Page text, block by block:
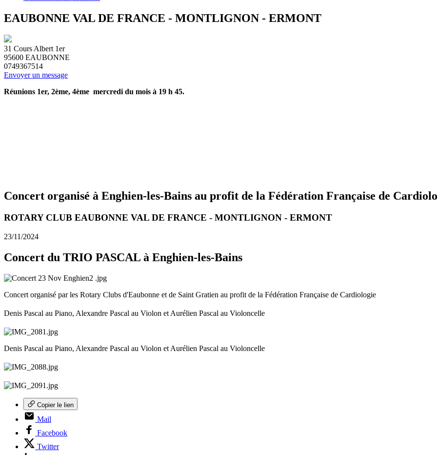
EAUBONNE VAL DE FRANCE - MONTLIGNON - ERMONT
31 Cours Albert 1er
95600 EAUBONNE
0749367514
Envoyer un message
Réunions 1er, 2ème, 4ème mercredi du mois à 19 h 45.
Concert organisé à Enghien-les-Bains au profit de la Fédération Française de
ROTARY CLUB EAUBONNE VAL DE FRANCE - MONTLIGNON - ERMONT
23/11/2024
Concert du TRIO PASCAL à Enghien-les-Bains
Concert organisé par les Rotary Clubs d'Eaubonne et de Saint Gratien au profit de la Fédération Française de Cardiologie
Denis Pascal au Piano, Alexandre Pascal au Violon et Aurélien Pascal au Violoncelle
Denis Pascal au Piano, Alexandre Pascal au Violon et Aurélien Pascal au Violoncelle
Copier le lien
Mail
Facebook
Twitter